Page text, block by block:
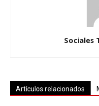
Sociales
Artículos relacionados